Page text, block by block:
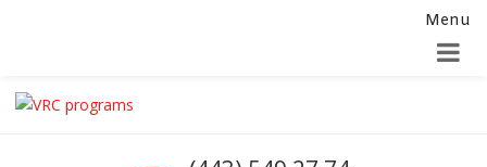
Menu
Skip to navigation
Skip to content